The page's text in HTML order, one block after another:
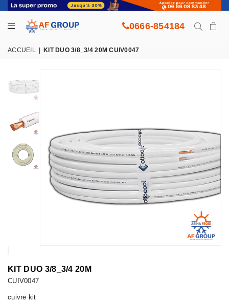
0666-854184
ACCUEIL KIT DUO 3/8_3/4 20M CUIV0047
KIT DUO 3/8_3/4 20M
CUIV0047
cuivre kit